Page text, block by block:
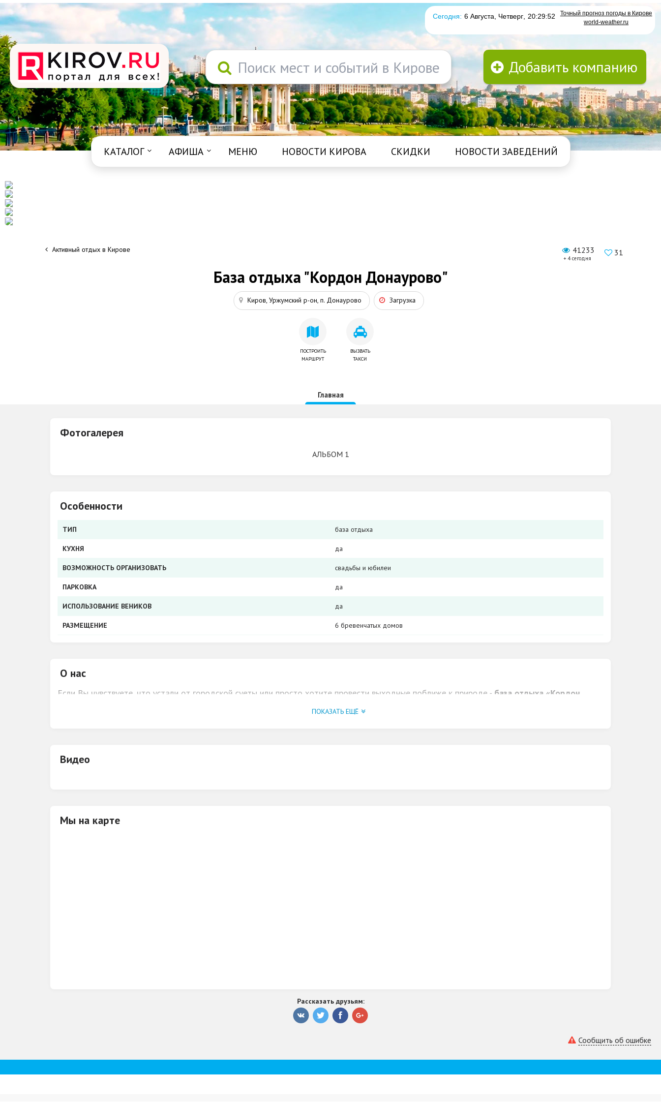
Сегодня: 6 Августа, Четверг 20:29:52
Точный прогноз погоды в Кирове
world-weather.ru
Поиск мест и событий в Кирове Добавить компанию
КАТАЛОГ АФИША МЕНЮ НОВОСТИ КИРОВА СКИДКИ НОВОСТИ ЗАВЕДЕНИЙ
Активный отдых в Кирове 41233
+ 4 сегодня
31
База отдыха "Кордон Донаурово"
Киров, Уржумский р-он, п. Донаурово Загрузка
ПОСТРОИТЬ
МАРШРУТ
ВЫЗВАТЬ
ТАКСИ
Главная
Фотогалерея
АЛЬБОМ 1
Особенности
ТИП база отдыха
КУХНЯ да
ВОЗМОЖНОСТЬ ОРГАНИЗОВАТЬ свадьбы и юбилеи
ПАРКОВКА да
ИСПОЛЬЗОВАНИЕ ВЕНИКОВ да
РАЗМЕЩЕНИЕ 6 бревенчатых домов
О нас
Если Вы чувствуете, что устали от городской суеты или просто хотите провести выходные поближе к природе - база отдыха «Кордон
ваш отдых приятным, а полученные впечатления останутся на всю жизнь.
ПОКАЗАТЬ ЕЩЁ
Видео
Мы на карте
Рассказать друзьям:
Сообщить об ошибке